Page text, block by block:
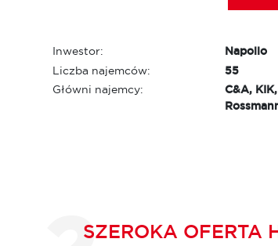
Inwestor:
Napollo
Liczba najemców:
55
Główni najemcy:
C&A,
SZEROKA OFERTA